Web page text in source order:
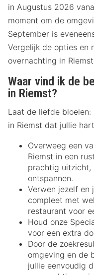
in Augustus 2026
moment om de
September is
Vergelijk de opties en
overnachting in
Waar vind ik de
in Riemst?
Laat de liefde
in Riemst dat jullie
Overweeg een
Riemst in een
prachtig uitzicht,
ontspannen.
Verwen jezelf en
compleet met
restaurant voor
Houd onze
voor een extra
Door de
omgeving en de
jullie eenvoudig